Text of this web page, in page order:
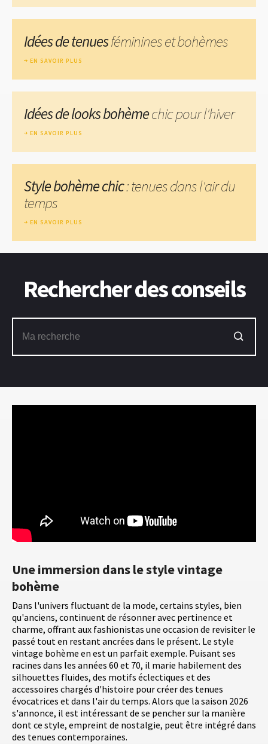
Une immersion dans le style vintage
bohème
Dans l'univers fluctuant de la mode, certains styles, bien
qu'anciens, continuent de résonner avec pertinence et
charme, offrant aux fashionistas une occasion de revisiter le
passé tout en restant ancrées dans le présent. Le style
vintage bohème en est un parfait exemple. Puisant ses
racines dans les années 60 et 70, il marie habilement des
silhouettes fluides, des motifs éclectiques et des
accessoires chargés d'histoire pour créer des tenues
évocatrices et dans l'air du temps. Alors que la saison 2026
s'annonce, il est intéressant de se pencher sur la manière
dont ce style, empreint de nostalgie, peut être intégré dans
des tenues contemporaines.
Idées de tenuesféminines et bohèmes
EN SAVOIR PLUS
Idées de looks bohèmechic pour l'hiver
EN SAVOIR PLUS
Style bohème chic: tenues dans l'air du
temps
EN SAVOIR PLUS
Rechercher des conseils